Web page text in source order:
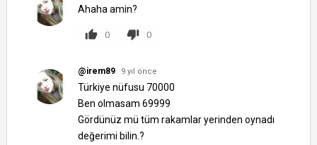
Ahaha amin?
0 0
@irem89 9 yıl önce
Türkiye nüfusu 70000
Ben olmasam 69999
Gördünüz mü tüm rakamlar yerinden oynadı
değerimi bilin.?